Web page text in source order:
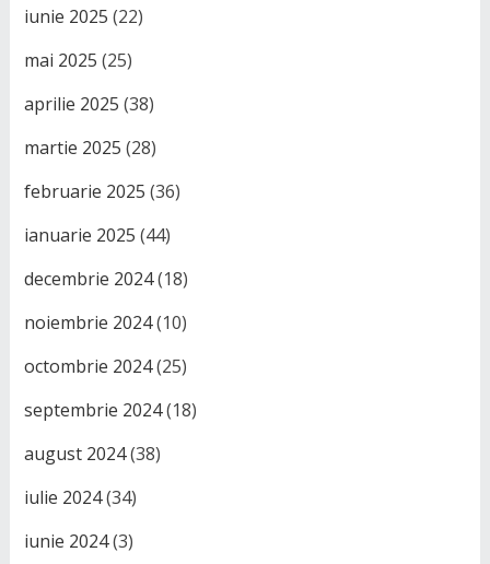
iunie 2025 (22)
mai 2025 (25)
aprilie 2025 (38)
martie 2025 (28)
februarie 2025 (36)
ianuarie 2025 (44)
decembrie 2024(18)
noiembrie 2024(10)
octombrie 2024(25)
septembrie 2024(18)
august 2024(38)
iulie 2024(34)
iunie 2024(3)